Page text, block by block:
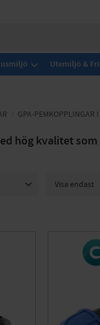
Utemiljö &
GPA-PEMKOPPLINGAR
hög kvalitet
Visa endast